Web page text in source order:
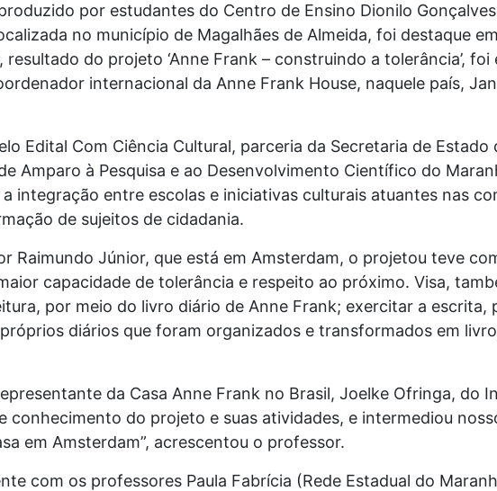
por estudantes do Centro de Ensino Dionilo
no município de Magalhães de Almeida, foi destaque
do projeto ‘Anne Frank – construindo a tolerância’, foi
internacional da Anne Frank House, naquele país,
Edital Com Ciência Cultural, parceria da Secretaria de Estado
Amparo à Pesquisa e ao Desenvolvimento Científico do
integração entre escolas e iniciativas culturais atuantes nas
de sujeitos de cidadania.
Raimundo Júnior, que está em Amsterdam, o projetou teve
capacidade de tolerância e respeito ao próximo. Visa,
por meio do livro diário de Anne Frank; exercitar a escrita,
diários que foram organizados e transformados em
da Casa Anne Frank no Brasil, Joelke Ofringa, do
conhecimento do projeto e suas atividades, e intermediou
em Amsterdam”, acrescentou o professor.
com os professores Paula Fabrícia (Rede Estadual do